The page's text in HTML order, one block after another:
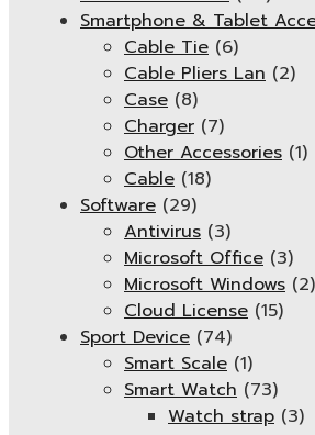
Smartphone & Tablet
Cable Tie (6)
Cable Pliers Lan (2)
Case (8)
Charger (7)
Other Accessories (1)
Cable (18)
Software (29)
Antivirus (3)
Microsoft Office (3)
Microsoft Windows (2)
Cloud License (15)
Sport Device (74)
Smart Scale (1)
Smart Watch (73)
Watch strap (3)